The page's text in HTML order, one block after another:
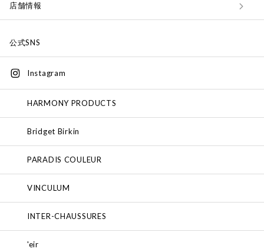
店舗情報
公式SNS
Instagram
HARMONY PRODUCTS
Bridget Birkin
PARADIS COULEUR
VINCULUM
INTER-CHAUSSURES
'eir